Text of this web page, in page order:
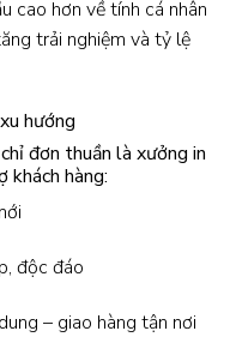
cao hơn về tính cá nhân
trải nghiệm và tỷ lệ
hướng
đơn thuần là xưởng in
khách hàng:
độc đáo
– giao hàng tận nơi